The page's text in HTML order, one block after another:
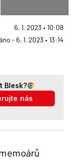
6. 1. 2023 • 10:08
- 6. 1. 2023 • 13:14
Blesk?
nás